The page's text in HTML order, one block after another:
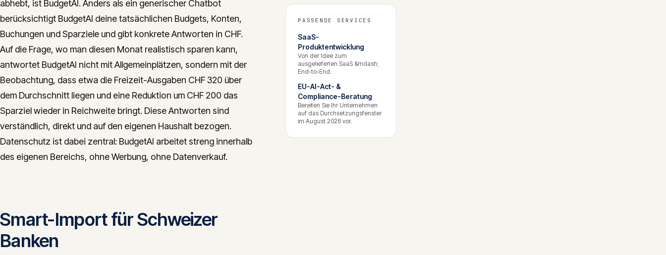
abhebt, ist BudgetAI. Anders als ein generischer Chatbot
berücksichtigt BudgetAI deine tatsächlichen Budgets, Konten,
Buchungen und Sparziele und gibt konkrete Antworten in CHF.
Auf die Frage, wo man diesen Monat realistisch sparen kann,
antwortet BudgetAI nicht mit Allgemeinplätzen, sondern mit der
Beobachtung, dass etwa die Freizeit-Ausgaben CHF 320 über
dem Durchschnitt liegen und eine Reduktion um CHF 200 das
Sparziel wieder in Reichweite bringt. Diese Antworten sind
verständlich, direkt und auf den eigenen Haushalt bezogen.
Datenschutz ist dabei zentral: BudgetAI arbeitet streng innerhalb
des eigenen Bereichs, ohne Werbung, ohne Datenverkauf.
Smart-Import für Schweizer
Banken
PASSENDE SERVICES
SaaS-
Produktentwicklung
Von der Idee zum
ausgelieferten SaaS &mdash;
End-to-End.
EU-AI-Act- &
Compliance-Beratung
Bereiten Sie Ihr Unternehmen
auf das Durchsetzungsfenster
im August 2026 vor.